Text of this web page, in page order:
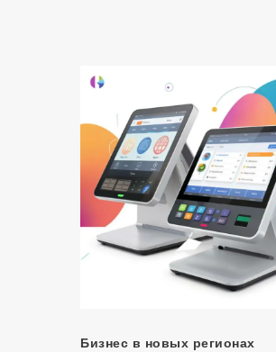
Бизнес в новых регионах